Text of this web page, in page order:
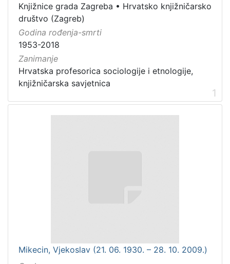
Knjižnice grada Zagreba • Hrvatsko knjižničarsko
društvo (Zagreb)
Godina rođenja-smrti
1953-2018
Zanimanje
Hrvatska profesorica sociologije i etnologije,
knjižničarska savjetnica
1
Mikecin, Vjekoslav (21. 06. 1930. – 28. 10. 2009.)